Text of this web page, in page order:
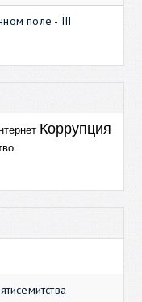
поле - III
Коррупция